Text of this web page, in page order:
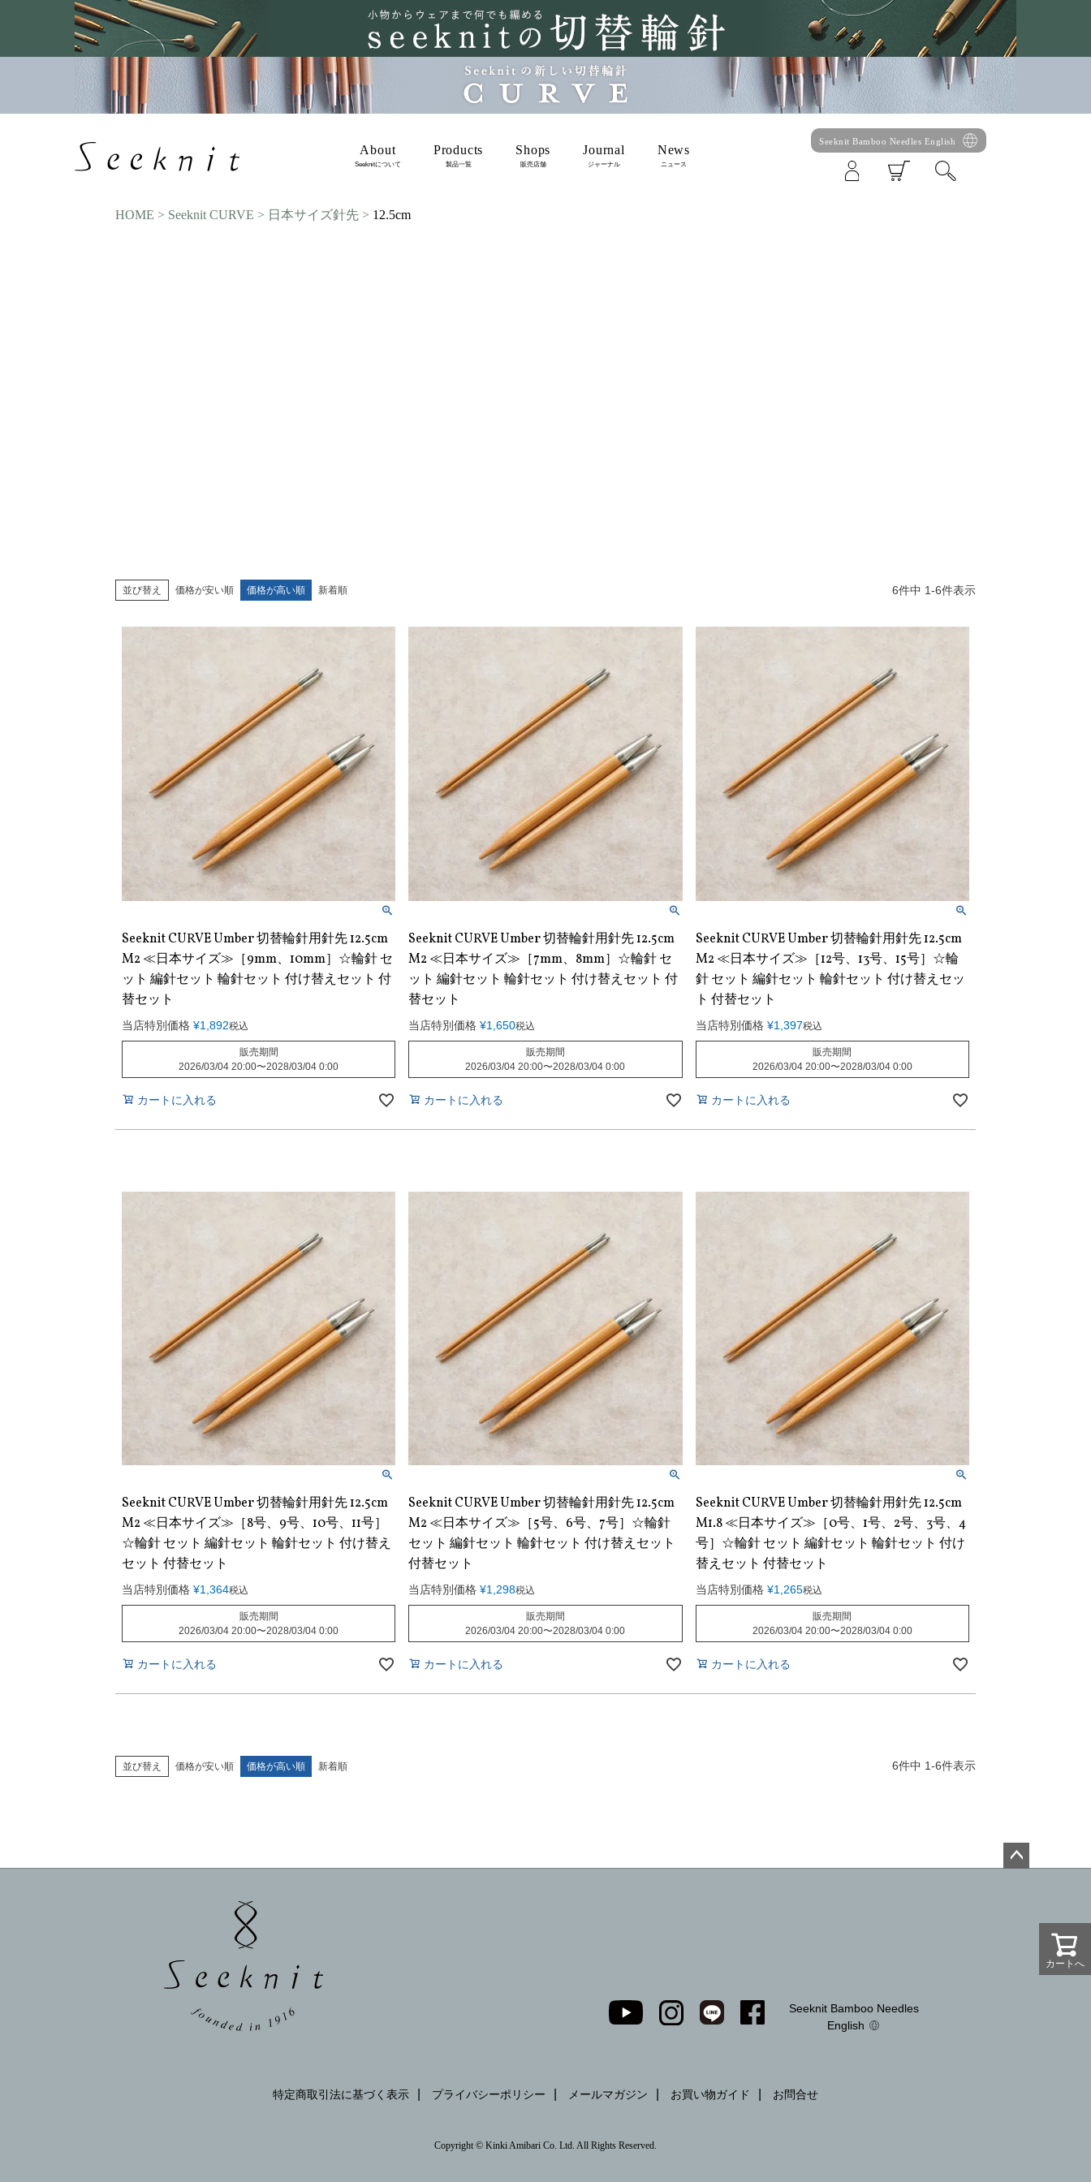
About
Seeknitについて
Products
製品一覧
Shops
販売店舗
Journal
ジャーナル
News
ニュース
Seeknit Bamboo Needles English
HOME Seeknit CURVE 日本サイズ針先 12.5cm
並び替え 価格が安い順 価格が高い順 新着順 6件中 1-6件表示
Seeknit CURVE Umber 切替輪針用針先 12.5cm
M2 ≪日本サイズ≫［9mm、10mm］☆輪針 セ
ット 編針セット 輪針セット 付け替えセット 付
替セット
当店特別価格 ¥1,892税込
販売期間
2026/03/04 20:00〜2028/03/04 0:00
カートに入れる
Seeknit CURVE Umber 切替輪針用針先 12.5cm
M2 ≪日本サイズ≫［7mm、8mm］☆輪針 セ
ット 編針セット 輪針セット 付け替えセット 付
替セット
当店特別価格 ¥1,650税込
販売期間
2026/03/04 20:00〜2028/03/04 0:00
カートに入れる
Seeknit CURVE Umber 切替輪針用針先 12.5cm
M2 ≪日本サイズ≫［12号、13号、15号］☆輪
針 セット 編針セット 輪針セット 付け替えセッ
ト 付替セット
当店特別価格 ¥1,397税込
販売期間
2026/03/04 20:00〜2028/03/04 0:00
カートに入れる
Seeknit CURVE Umber 切替輪針用針先 12.5cm
M2 ≪日本サイズ≫［8号、9号、10号、11号］
☆輪針 セット 編針セット 輪針セット 付け替え
セット 付替セット
当店特別価格 ¥1,364税込
販売期間
2026/03/04 20:00〜2028/03/04 0:00
カートに入れる
Seeknit CURVE Umber 切替輪針用針先 12.5cm
M2 ≪日本サイズ≫［5号、6号、7号］☆輪針
セット 編針セット 輪針セット 付け替えセット
付替セット
当店特別価格 ¥1,298税込
販売期間
2026/03/04 20:00〜2028/03/04 0:00
カートに入れる
Seeknit CURVE Umber 切替輪針用針先 12.5cm
M1.8 ≪日本サイズ≫［0号、1号、2号、3号、4
号］☆輪針 セット 編針セット 輪針セット 付け
替えセット 付替セット
当店特別価格 ¥1,265税込
販売期間
2026/03/04 20:00〜2028/03/04 0:00
カートに入れる
並び替え 価格が安い順 価格が高い順 新着順 6件中 1-6件表示
カートへ
Seeknit Bamboo Needles
English
特定商取引法に基づく表示 プライバシーポリシー メールマガジン お買い物ガイド お問合せ
Copyright © Kinki Amibari Co. Ltd. All Rights Reserved.
カートへ